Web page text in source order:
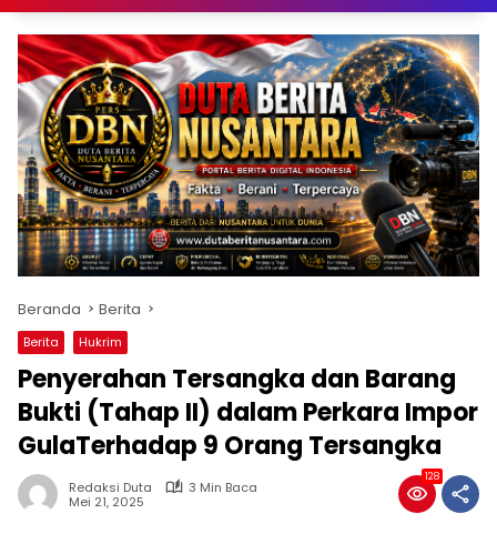
Beranda Berita
Berita Hukrim
Penyerahan Tersangka dan Barang
Bukti (Tahap II) dalam Perkara Impor
GulaTerhadap 9 Orang Tersangka
Redaksi Duta
3 Min Baca
Mei 21, 2025
128